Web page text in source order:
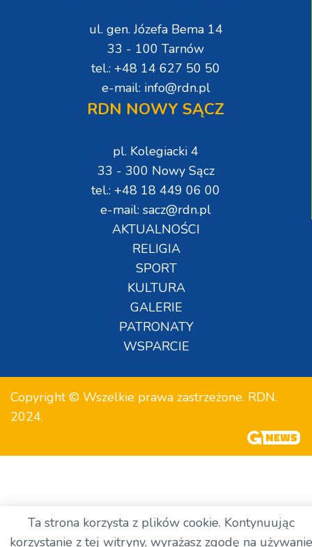
ul. gen. Józefa Bema 14
33 - 100 Tarnów
tel.: +48 14 627 50 50
e-mail: info@rdn.pl
RDN NOWY SĄCZ
pl. Kolegiacki 4
33 - 300 Nowy Sącz
tel.: +48 18 449 06 00
e-mail: sacz@rdn.pl
AKTUALNOŚCI
RELIGIA
SPORT
KULTURA
GALERIE
PATRONATY
WSPARCIE
Copyright © Wszelkie prawa zastrzeżone. RDN.
2024.
Ta strona korzysta z plików cookie. Kontynuując
korzystanie z tej witryny, wyrażasz zgodę na używanie